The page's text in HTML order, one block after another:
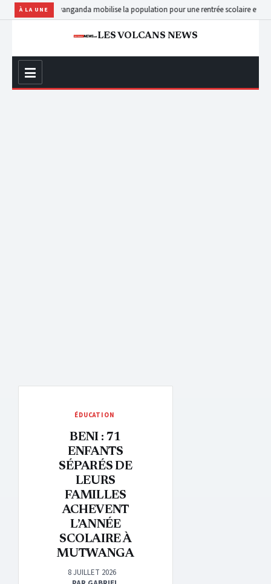
À LA UNE
de Kyanganda mobilise la population pour une rentrée scolaire effective après
LES VOLCANS NEWS
ÉDUCATION
BENI : 71
ENFANTS
SÉPARÉS DE
LEURS
FAMILLES
ACHEVENT
L’ANNÉE
SCOLAIRE À
MUTWANGA
8 JUILLET 2026